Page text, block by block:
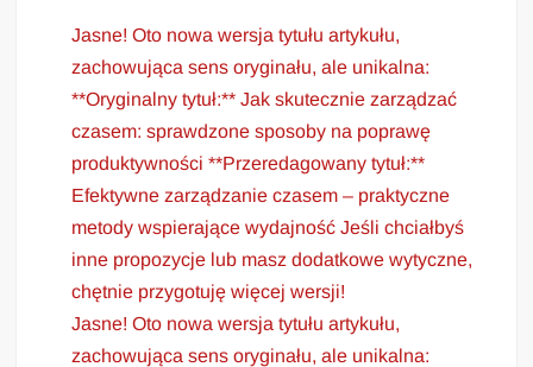
Jasne! Oto nowa wersja tytułu artykułu,
zachowująca sens oryginału, ale unikalna:
**Oryginalny tytuł:** Jak skutecznie zarządzać
czasem: sprawdzone sposoby na poprawę
produktywności **Przeredagowany tytuł:**
Efektywne zarządzanie czasem – praktyczne
metody wspierające wydajność Jeśli chciałbyś
inne propozycje lub masz dodatkowe wytyczne,
chętnie przygotuję więcej wersji!
Jasne! Oto nowa wersja tytułu artykułu,
zachowująca sens oryginału, ale unikalna: